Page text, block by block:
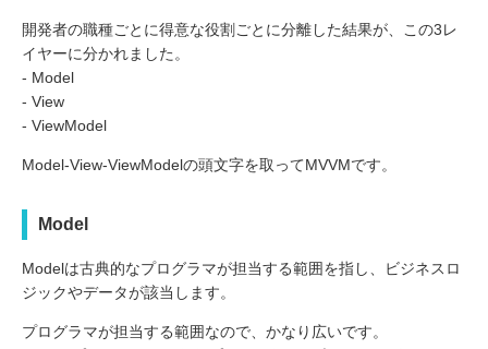
開発者の職種ごとに得意な役割ごとに分離した結果が、この3レ
イヤーに分かれました。
- Model
- View
- ViewModel
Model-View-ViewModelの頭文字を取ってMVVMです。
Model
Modelは古典的なプログラマが担当する範囲を指し、ビジネスロ
ジックやデータが該当します。
プログラマが担当する範囲なので、かなり広いです。